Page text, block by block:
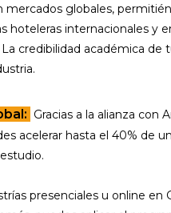
mercados globales,
hoteleras internacionales y
credibilidad académica de
Gracias a la alianza con
acelerar hasta el 40% de
presenciales u online